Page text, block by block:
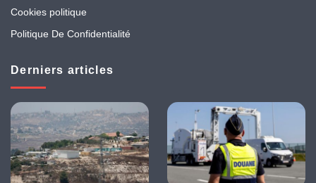
Cookies politique
Politique De Confidentialité
Derniers articles